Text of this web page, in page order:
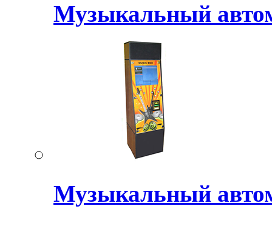
Музыкальный
Музыкальный